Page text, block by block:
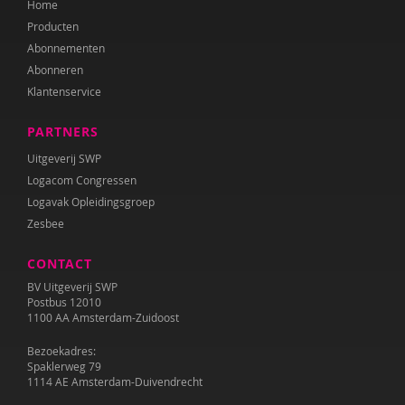
Geert-Jan Stams
Frea Swets-Gronert
Louis Tavecchio
Peter de Wit
Home
Producten
Abonnementen
Abonneren
Klantenservice
PARTNERS
Uitgeverij SWP
Logacom Congressen
Logavak Opleidingsgroep
Zesbee
CONTACT
BV Uitgeverij SWP
Postbus 12010
1100 AA Amsterdam-Zuidoost
Bezoekadres:
Spaklerweg 79
1114 AE Amsterdam-Duivendrecht